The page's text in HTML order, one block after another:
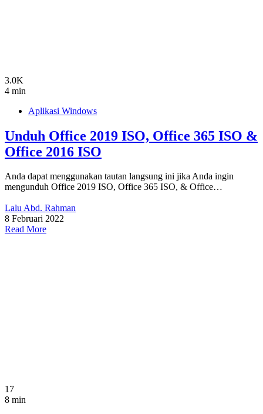
3.0K
4 min
Aplikasi Windows
Unduh Office 2019 ISO, Office 365 ISO &
Office 2016 ISO
Anda dapat menggunakan tautan langsung ini jika Anda ingin
mengunduh Office 2019 ISO, Office 365 ISO, & Office…
Lalu Abd. Rahman
8 Februari 2022
Read More
17
8 min